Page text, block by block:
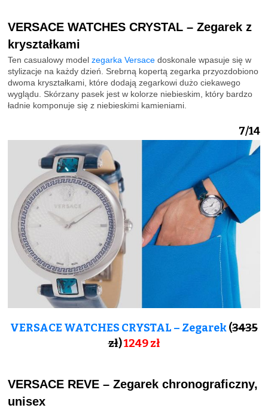
VERSACE WATCHES CRYSTAL – Zegarek z
kryształkami
Ten casualowy model zegarka Versace doskonale wpasuje się w
stylizacje na każdy dzień. Srebrną kopertą zegarka przyozdobiono
dwoma kryształkami, które dodają zegarkowi dużo ciekawego
wyglądu. Skórzany pasek jest w kolorze niebieskim, który bardzo
ładnie komponuje się z niebieskimi kamieniami.
7/14
VERSACE WATCHES CRYSTAL – Zegarek(3435
zł)1249 zł
VERSACE REVE – Zegarek chronograficzny,
unisex